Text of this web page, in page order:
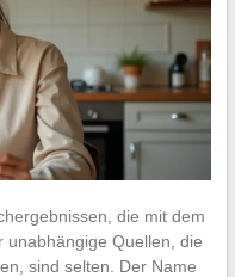
die mit dem
unabhängige Quellen, die
sind selten. Der Name